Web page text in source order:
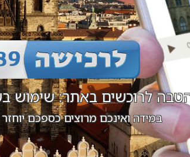
לרוכשים באתר: שימוש
במידה ואינכם מרוצים כספכם